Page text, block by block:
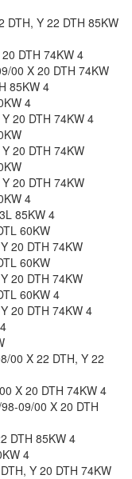
DTH, Y 22 DTH 85KW
DTH 74KW 4
00 X 20 DTH 74KW
85KW 4
4
20 DTH 74KW 4
20 DTH 74KW
20 DTH 74KW
4
85KW 4
60KW
20 DTH 74KW
60KW
20 DTH 74KW
60KW 4
20 DTH 74KW 4
00 X 22 DTH, Y 22
X 20 DTH 74KW 4
09/00 X 20 DTH
DTH 85KW 4
4
Y 20 DTH 74KW